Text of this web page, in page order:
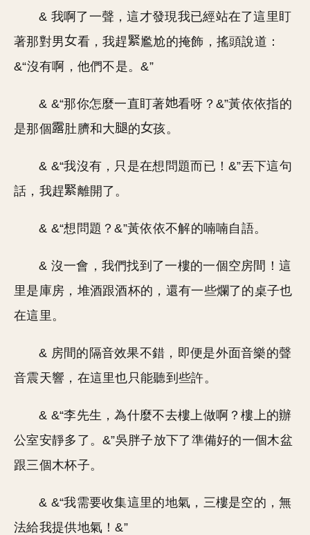
& 我啊了一聲，這才發現我已經站在了這里盯
著那對男
看，我趕
尷尬的掩飾，搖頭說道：
&“沒有啊，他們不是。&”
& &“那你怎麼一直盯著
看呀？&”黃依依指的
是那個
肚臍和大 的 孩。
& &“我沒有，只是在想問題而已！&”丟下這句
話，我趕
離開了。
& &“想問題？&”黃依依不解的喃喃自語。
& 沒一會，我們找到了一樓的一個空房間！這
里是庫房，堆酒跟酒杯的，還有一些爛了的桌子也
在這里。
& 房間的隔音效果不錯，即便是外面音樂的聲
音震天響，在這里也只能聽到些許。
& &“李先生，為什麼不去樓上做啊？樓上的辦
公室安靜多了。&”吳胖子放下了準備好的一個木盆
跟三個木杯子。
& &“我需要收集這里的地氣，三樓是空的，無
法給我提供地氣！&”